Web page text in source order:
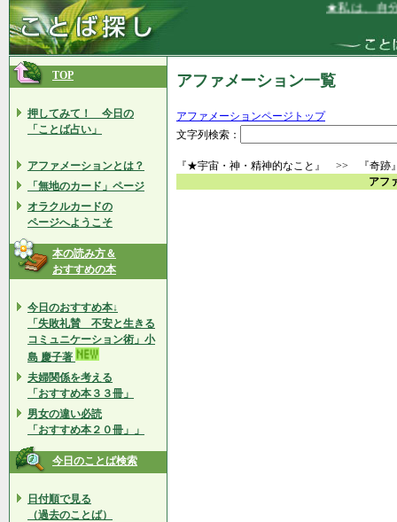
★私は、自分
TOP
押してみて！ 今日の
「ことば占い」
アファメーションとは？
「無地のカード」ページ
オラクルカードの
ページへようこそ
本の読み方＆
おすすめの本
今日のおすすめ本↓
「失敗礼賛 不安と生きる
コミュニケーション術」小
島 慶子著
夫婦関係を考える
「おすすめ本３３冊」
男女の違い必読
「おすすめ本２０冊」」
今日のことば検索
日付順で見る
（過去のことば）
アファメーション一覧
アファメーションページトップ
文字列検索：
『★宇宙・神・精神的なこと』 >> 『奇跡
アフ